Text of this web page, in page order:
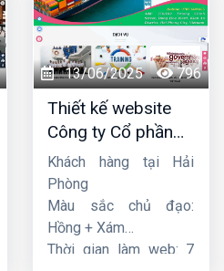
13/06/2025 796
Thiết kế website
Công ty Cổ phần
dịch vụ hàng hải
Sen
Khách hàng tại Hải
Phòng
Màu sắc chủ đạo:
Hồng + Xám
Thời gian làm web: 7